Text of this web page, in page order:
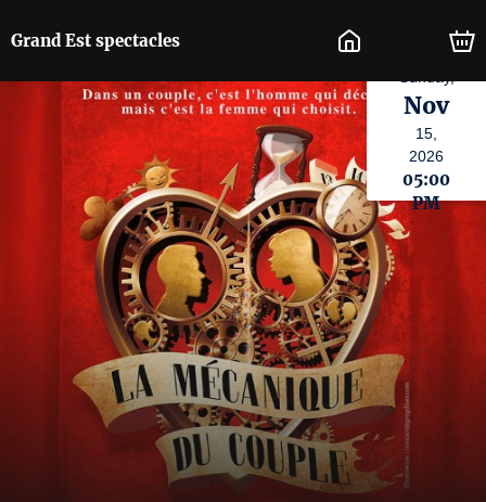
Grand Est spectacles
Nov
15,
2026
05:00
PM